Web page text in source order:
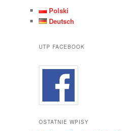
Polski
Deutsch
UTP FACEBOOK
OSTATNIE WPISY